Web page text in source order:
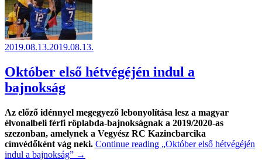
2019.08.13.2019.08.13.
Október első hétvégéjén indul a
bajnokság
Az előző idénnyel megegyező lebonyolítása lesz a magyar
élvonalbeli férfi röplabda-bajnokságnak a 2019/2020-as
szezonban, amelynek a Vegyész RC Kazincbarcika
címvédőként vág neki. Continue reading „Október első hétvégéjén
indul a bajnokság” →